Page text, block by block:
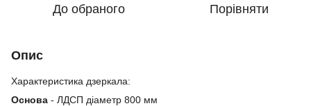
До обраного Порівняти
Опис
Характеристика дзеркала:
Основа - ЛДСП діаметр 800 мм